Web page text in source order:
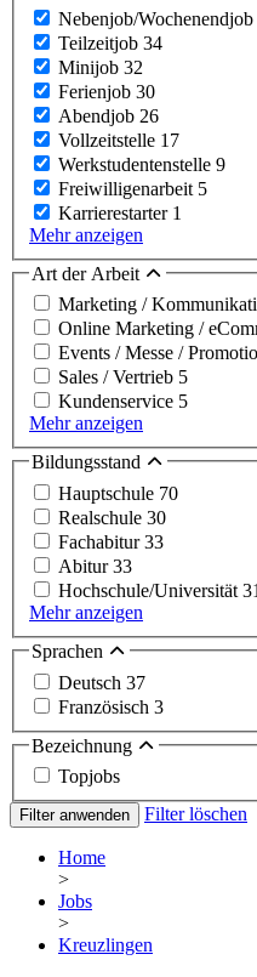
Nebenjob/Wochenendjob
Teilzeitjob 34
Minijob 32
Ferienjob 30
Abendjob 26
Vollzeitstelle 17
Werkstudentenstelle 9
Freiwilligenarbeit 5
Karrierestarter 1
Mehr anzeigen
Art der Arbeit
Marketing /
Online Marketing /
Events / Messe /
Sales / Vertrieb 5
Kundenservice 5
Mehr anzeigen
Bildungsstand
Hauptschule 70
Realschule 30
Fachabitur33
Abitur33
Hochschule/Universität 31
Mehr anzeigen
Sprachen
Deutsch 37
Französisch 3
Bezeichnung
Topjobs
Filter anwenden Filter löschen
Home
>
Jobs
>
Kreuzlingen